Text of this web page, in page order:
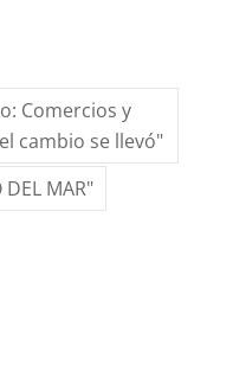
Comercios y
cambio se llevó"
DEL MAR"